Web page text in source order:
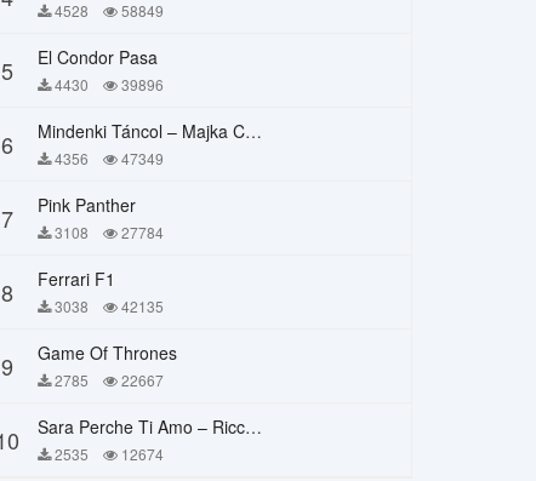
4528 58849
5 El Condor Pasa
4430 39896
6 Mindenki Táncol – Majka Curtis, Péter Majoros
4356 47349
7 Pink Panther
3108 27784
8 Ferrari F1
3038 42135
9 Game Of Thrones
2785 22667
Sara Perche Ti Amo – Ricchi E Poveri
2535 12674